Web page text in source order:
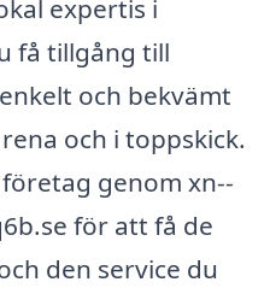
expertis i
få tillgång till
och bekvämt
och i toppskick.
genom xn--
för att få de
den service du